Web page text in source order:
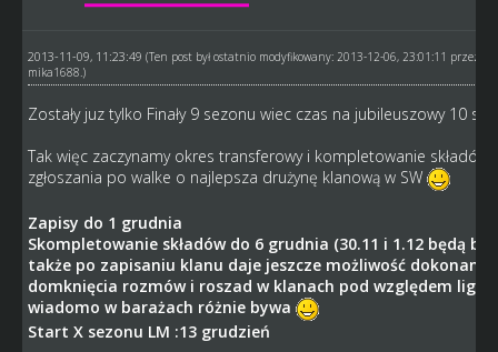
2013-11-09, 11:23:49 (Ten post był ostatnio modyfikowany: 2013-12-06, 23:01:11 przez
mika1688.)
Zostały juz tylko Finały 9 sezonu wiec czas na jubileuszowy 10
Tak więc zaczynamy okres transferowy i kompletowanie składów
zgłoszania po walke o najlepsza drużynę klanową w SW
Zapisy do 1 grudnia
Skompletowanie składów do 6 grudnia (30.11 i 1.12 będą
także po zapisaniu klanu daje jeszcze możliwość dokonania
domknięcia rozmów i roszad w klanach pod względem lig
wiadomo w barażach różnie bywa
Start X sezonu LM :13 grudzień